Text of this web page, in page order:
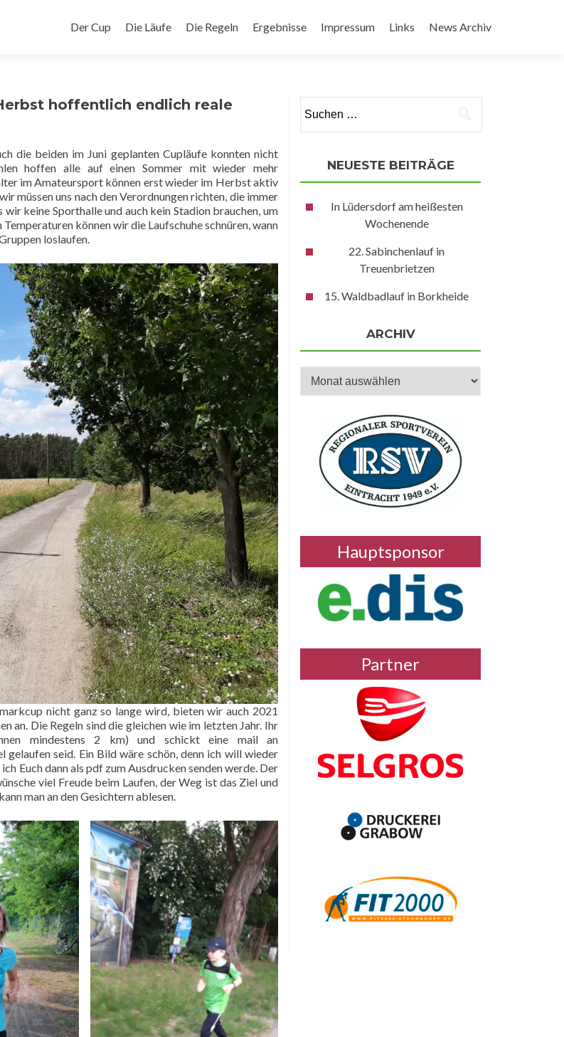
Inhalt
Der Cup Die Läufe Die Regeln Ergebnisse Impressum Links News Archiv
hoffentlich endlich reale
die beiden im Juni geplanten Cupläufe konnten nicht
hoffen alle auf einen Sommer mit wieder mehr
im Amateursport können erst wieder im Herbst aktiv
müssen uns nach den Verordnungen richten, die immer
keine Sporthalle und auch kein Stadion brauchen, um
können wir die Laufschuhe schnüren, wann
loslaufen.
nicht ganz so lange wird, bieten wir auch 2021
an. Die Regeln sind die gleichen wie im letzten Jahr. Ihr
mindestens 2 km) und schickt eine mail an
seid. Ein Bild wäre schön, denn ich will wieder
Euch dann als pdf zum Ausdrucken senden werde. Der
viel Freude beim Laufen, der Weg ist das Ziel und
man an den Gesichtern ablesen.
nach:
NEUESTE BEITRÄGE
In Lüdersdorf am heißesten
Wochenende
22. Sabinchenlauf in
Treuenbrietzen
15. Waldbadlauf in Borkheide
ARCHIV
Archiv
Hauptsponsor
Partner